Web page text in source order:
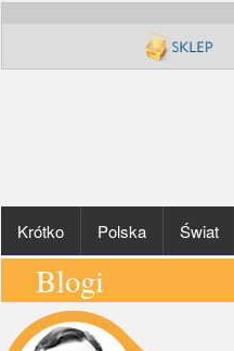
Krótko Polska Świat
Blogi